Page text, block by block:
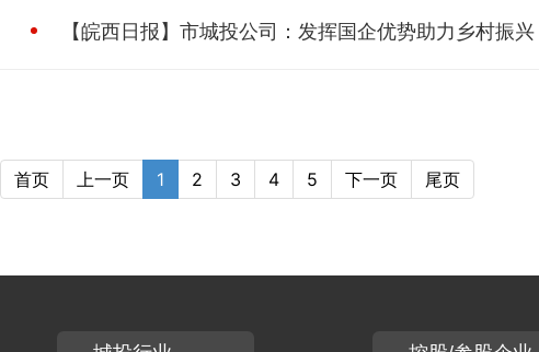
【皖西日报】市城投公司：发挥国企优势助力乡村振兴
首页 上一页 1 2 3 4 5 下一页 尾页